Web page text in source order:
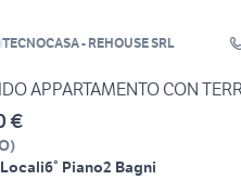
TECNOCASA - REHOUSE SRL
APPARTAMENTO CON
€
)
6° Piano2 Bagni